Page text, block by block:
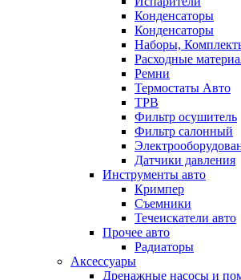
Конденсаторы
Конденсаторы
Наборы,
Расходные
Ремни
Термостаты Авто
ТРВ
Фильтр осушитель
Фильтр салонный
Датчики давления
Инструменты авто
Кримпер
Съемники
Течеискатели авто
Прочее авто
Радиаторы
Аксессуары
Дренажные насосы и